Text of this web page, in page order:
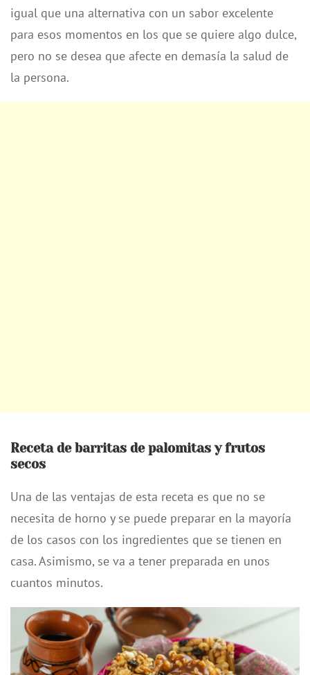
igual que una alternativa con un sabor excelente
para esos momentos en los que se quiere algo dulce,
pero no se desea que afecte en demasía la salud de
la persona.
Receta de barritas de palomitas y frutos
secos
Una de las ventajas de esta receta es que no se
necesita de horno y se puede preparar en la mayoría
de los casos con los ingredientes que se tienen en
casa. Asimismo, se va a tener preparada en unos
cuantos minutos.